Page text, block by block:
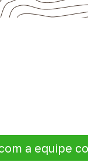
a equipe